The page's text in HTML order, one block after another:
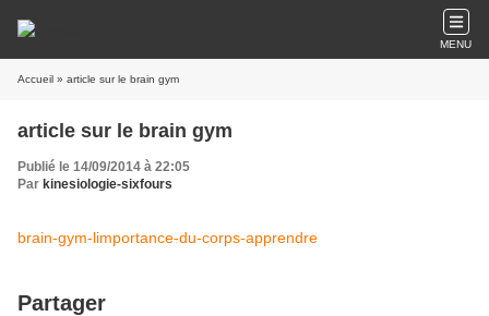
MENU
Accueil » article sur le brain gym
article sur le brain gym
Publié le 14/09/2014 à 22:05
Par kinesiologie-sixfours
brain-gym-limportance-du-corps-apprendre
Partager